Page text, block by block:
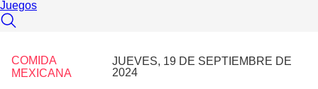
Juegos
COMIDA
MEXICANA
JUEVES, 19 DE SEPTIEMBRE DE
2024